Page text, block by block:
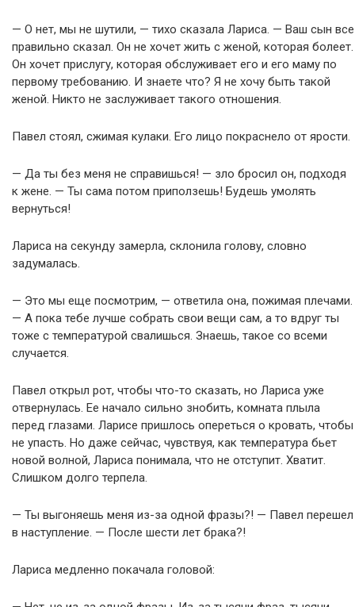
— О нет, мы не шутили, — тихо сказала Лариса. — Ваш сын все
правильно сказал. Он не хочет жить с женой, которая болеет.
Он хочет прислугу, которая обслуживает его и его маму по
первому требованию. И знаете что? Я не хочу быть такой
женой. Никто не заслуживает такого отношения.
Павел стоял, сжимая кулаки. Его лицо покраснело от ярости.
— Да ты без меня не справишься! — зло бросил он, подходя
к жене. — Ты сама потом приползешь! Будешь умолять
вернуться!
Лариса на секунду замерла, склонила голову, словно
задумалась.
— Это мы еще посмотрим, — ответила она, пожимая плечами.
— А пока тебе лучше собрать свои вещи сам, а то вдруг ты
тоже с температурой свалишься. Знаешь, такое со всеми
случается.
Павел открыл рот, чтобы что-то сказать, но Лариса уже
отвернулась. Ее начало сильно знобить, комната плыла
перед глазами. Ларисе пришлось опереться о кровать, чтобы
не упасть. Но даже сейчас, чувствуя, как температура бьет
новой волной, Лариса понимала, что не отступит. Хватит.
Слишком долго терпела.
— Ты выгоняешь меня из-за одной фразы?! — Павел перешел
в наступление. — После шести лет брака?!
Лариса медленно покачала головой: